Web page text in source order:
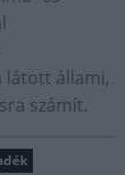
látott állami,
számít.